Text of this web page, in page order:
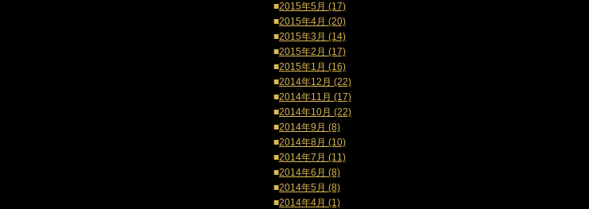
■2015年5月 (17)
■2015年4月 (20)
■2015年3月 (14)
■2015年2月 (17)
■2015年1月 (16)
■2014年12月 (22)
■2014年11月 (17)
■2014年10月 (22)
■2014年9月 (8)
■2014年8月 (10)
■2014年7月 (11)
■2014年6月 (8)
■2014年5月 (8)
■2014年4月 (1)